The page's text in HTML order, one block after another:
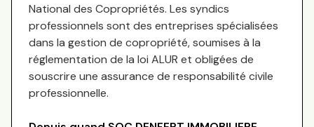
National des Copropriétés. Les syndics
professionnels sont des entreprises spécialisées
dans la gestion de copropriété, soumises à la
réglementation de la loi ALUR et obligées de
souscrire une assurance de responsabilité civile
professionnelle.